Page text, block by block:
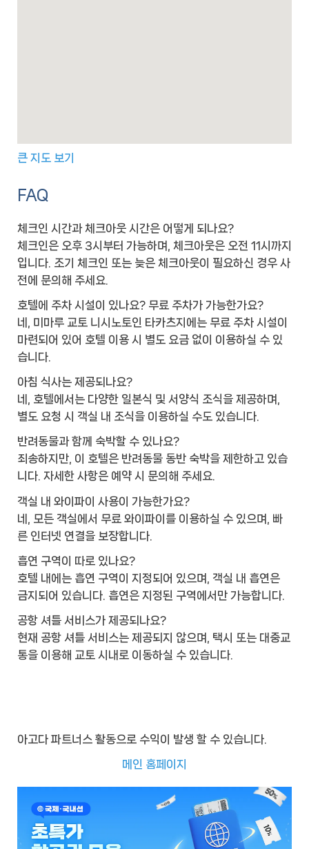
큰 지도 보기
FAQ
체크인 시간과 체크아웃 시간은 어떻게 되나요?
체크인은 오후 3시부터 가능하며, 체크아웃은 오전 11시까지
입니다. 조기 체크인 또는 늦은 체크아웃이 필요하신 경우 사
전에 문의해 주세요.
호텔에 주차 시설이 있나요? 무료 주차가 가능한가요?
네, 미마루 교토 니시노토인 타카츠지에는 무료 주차 시설이
마련되어 있어 호텔 이용 시 별도 요금 없이 이용하실 수 있
습니다.
아침 식사는 제공되나요?
네, 호텔에서는 다양한 일본식 및 서양식 조식을 제공하며,
별도 요청 시 객실 내 조식을 이용하실 수도 있습니다.
반려동물과 함께 숙박할 수 있나요?
죄송하지만, 이 호텔은 반려동물 동반 숙박을 제한하고 있습
니다. 자세한 사항은 예약 시 문의해 주세요.
객실 내 와이파이 사용이 가능한가요?
네, 모든 객실에서 무료 와이파이를 이용하실 수 있으며, 빠
른 인터넷 연결을 보장합니다.
흡연 구역이 따로 있나요?
호텔 내에는 흡연 구역이 지정되어 있으며, 객실 내 흡연은
금지되어 있습니다. 흡연은 지정된 구역에서만 가능합니다.
공항 셔틀 서비스가 제공되나요?
현재 공항 셔틀 서비스는 제공되지 않으며, 택시 또는 대중교
통을 이용해 교토 시내로 이동하실 수 있습니다.
아고다 파트너스 활동으로 수익이 발생 할 수 있습니다.
메인 홈페이지